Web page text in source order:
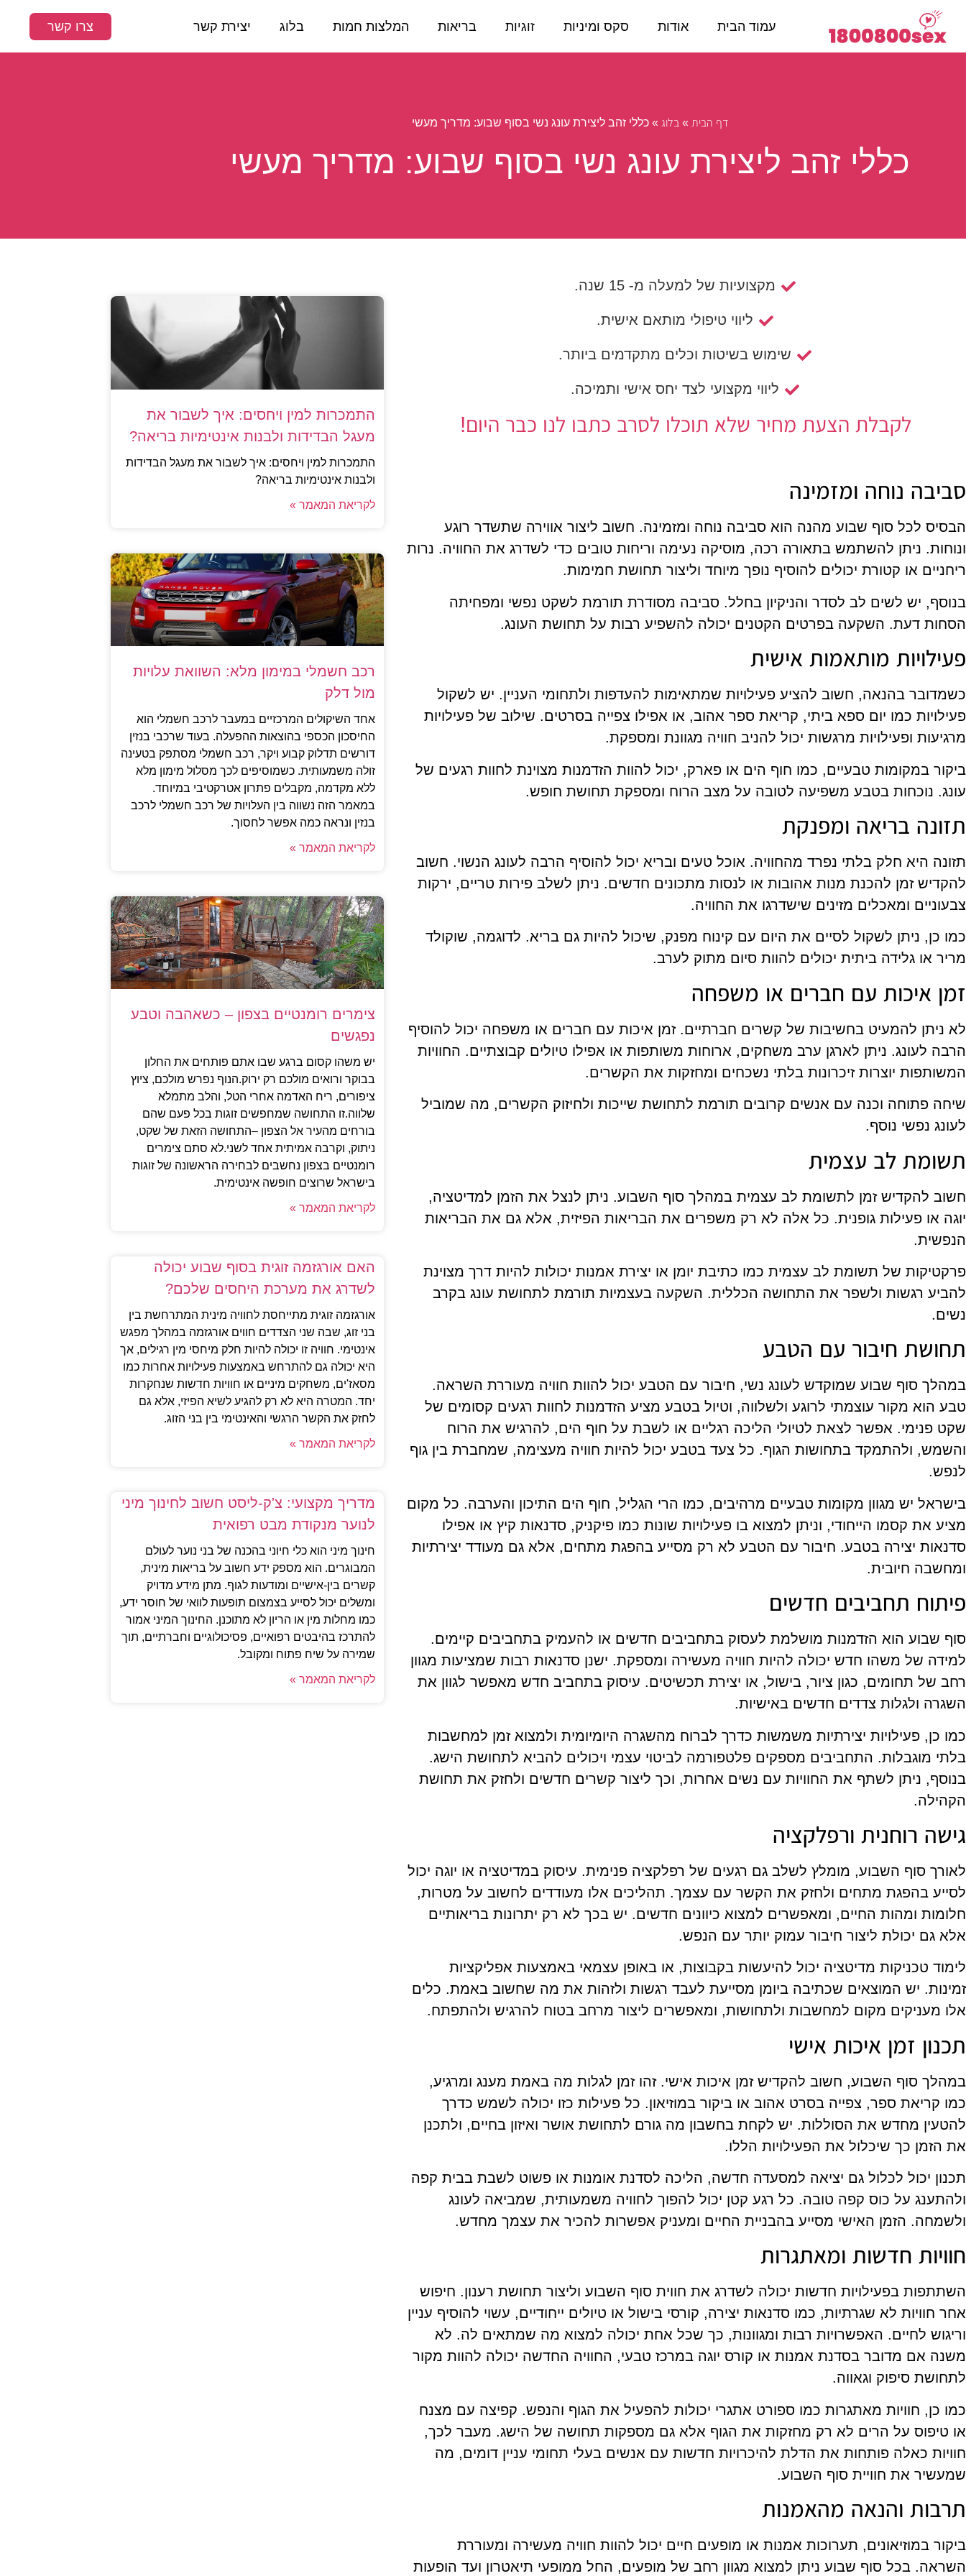
עמוד הבית אודות סקס ומיניות זוגיות בריאות המלצות חמות בלוג יצירת קשר צרו קשר
דף הבית » בלוג »כללי זהב ליצירת עונג נשי בסוף שבוע: מדריך מעשי
כללי זהב ליצירת עונג נשי בסוף שבוע: מדריך מעשי
מקצועיות של למעלה מ- 15 שנה.
ליווי טיפולי מותאם אישית.
שימוש בשיטות וכלים מתקדמים ביותר.
ליווי מקצועי לצד יחס אישי ותמיכה.
לקבלת הצעת מחיר שלא תוכלו לסרב כתבו לנו כבר היום!
סביבה נוחה ומזמינה
הבסיס לכל סוף שבוע מהנה הוא סביבה נוחה ומזמינה. חשוב ליצור אווירה שתשדר רוגע
ונוחות. ניתן להשתמש בתאורה רכה, מוסיקה נעימה וריחות טובים כדי לשדרג את החוויה. נרות
ריחניים או קטורת יכולים להוסיף נופך מיוחד וליצור תחושת חמימות.
בנוסף, יש לשים לב לסדר והניקיון בחלל. סביבה מסודרת תורמת לשקט נפשי ומפחיתה
הסחות דעת. השקעה בפרטים הקטנים יכולה להשפיע רבות על תחושת העונג.
פעילויות מותאמות אישית
כשמדובר בהנאה, חשוב להציע פעילויות שמתאימות להעדפות ולתחומי העניין. יש לשקול
פעילויות כמו יום ספא ביתי, קריאת ספר אהוב, או אפילו צפייה בסרטים. שילוב של פעילויות
מרגיעות ופעילויות מרגשות יכול להניב חוויה מגוונת ומספקת.
ביקור במקומות טבעיים, כמו חוף הים או פארק, יכול להוות הזדמנות מצוינת לחוות רגעים של
עונג. נוכחות בטבע משפיעה לטובה על מצב הרוח ומספקת תחושת חופש.
תזונה בריאה ומפנקת
תזונה היא חלק בלתי נפרד מהחוויה. אוכל טעים ובריא יכול להוסיף הרבה לעונג הנשוי. חשוב
להקדיש זמן להכנת מנות אהובות או לנסות מתכונים חדשים. ניתן לשלב פירות טריים, ירקות
צבעוניים ומאכלים מזינים שישדרגו את החוויה.
כמו כן, ניתן לשקול לסיים את היום עם קינוח מפנק, שיכול להיות גם בריא. לדוגמה, שוקולד
מריר או גלידה ביתית יכולים להוות סיום מתוק לערב.
זמן איכות עם חברים או משפחה
לא ניתן להמעיט בחשיבות של קשרים חברתיים. זמן איכות עם חברים או משפחה יכול להוסיף
הרבה לעונג. ניתן לארגן ערב משחקים, ארוחות משותפות או אפילו טיולים קבוצתיים. החוויות
המשותפות יוצרות זיכרונות בלתי נשכחים ומחזקות את הקשרים.
שיחה פתוחה וכנה עם אנשים קרובים תורמת לתחושת שייכות ולחיזוק הקשרים, מה שמוביל
לעונג נפשי נוסף.
תשומת לב עצמית
חשוב להקדיש זמן לתשומת לב עצמית במהלך סוף השבוע. ניתן לנצל את הזמן למדיטציה,
יוגה או פעילות גופנית. כל אלה לא רק משפרים את הבריאות הפיזית, אלא גם את הבריאות
הנפשית.
פרקטיקות של תשומת לב עצמית כמו כתיבת יומן או יצירת אמנות יכולות להיות דרך מצוינת
להביע רגשות ולשפר את התחושה הכללית. השקעה בעצמיות תורמת לתחושת עונג בקרב
נשים.
תחושת חיבור עם הטבע
במהלך סוף שבוע שמוקדש לעונג נשי, חיבור עם הטבע יכול להוות חוויה מעוררת השראה.
טבע הוא מקור עוצמתי לרוגע ולשלווה, וטיול בטבע מציע הזדמנות לחוות רגעים קסומים של
שקט פנימי. אפשר לצאת לטיולי הליכה רגליים או לשבת על חוף הים, להרגיש את הרוח
והשמש, ולהתמקד בתחושות הגוף. כל צעד בטבע יכול להיות חוויה מעצימה, שמחברת בין גוף
לנפש.
בישראל יש מגוון מקומות טבעיים מרהיבים, כמו הרי הגליל, חוף הים התיכון והערבה. כל מקום
מציע את קסמו הייחודי, וניתן למצוא בו פעילויות שונות כמו פיקניק, סדנאות קיץ או אפילו
סדנאות יצירה בטבע. חיבור עם הטבע לא רק מסייע בהפגת מתחים, אלא גם מעודד יצירתיות
ומחשבה חיובית.
פיתוח תחביבים חדשים
סוף שבוע הוא הזדמנות מושלמת לעסוק בתחביבים חדשים או להעמיק בתחביבים קיימים.
למידה של משהו חדש יכולה להיות חוויה מעשירה ומספקת. ישנן סדנאות רבות שמציעות מגוון
רחב של תחומים, כגון ציור, בישול, או יצירת תכשיטים. עיסוק בתחביב חדש מאפשר לגוון את
השגרה ולגלות צדדים חדשים באישיות.
כמו כן, פעילויות יצירתיות משמשות כדרך לברוח מהשגרה היומיומית ולמצוא זמן למחשבות
בלתי מוגבלות. התחביבים מספקים פלטפורמה לביטוי עצמי ויכולים להביא לתחושת הישג.
בנוסף, ניתן לשתף את החוויות עם נשים אחרות, וכך ליצור קשרים חדשים ולחזק את תחושת
הקהילה.
גישה רוחנית ורפלקציה
לאורך סוף השבוע, מומלץ לשלב גם רגעים של רפלקציה פנימית. עיסוק במדיטציה או יוגה יכול
לסייע בהפגת מתחים ולחזק את הקשר עם עצמך. תהליכים אלו מעודדים לחשוב על מטרות,
חלומות ומהות החיים, ומאפשרים למצוא כיוונים חדשים. יש בכך לא רק יתרונות בריאותיים
אלא גם יכולת ליצור חיבור עמוק יותר עם הנפש.
לימוד טכניקות מדיטציה יכול להיעשות בקבוצות, או באופן עצמאי באמצעות אפליקציות
זמינות. יש המוצאים שכתיבה ביומן מסייעת לעבד רגשות ולזהות את מה שחשוב באמת. כלים
אלו מעניקים מקום למחשבות ולתחושות, ומאפשרים ליצור מרחב בטוח להרגיש ולהתפתח.
תכנון זמן איכות אישי
במהלך סוף השבוע, חשוב להקדיש זמן איכות אישי. זהו זמן לגלות מה באמת מענג ומרגיע,
כמו קריאת ספר, צפייה בסרט אהוב או ביקור במוזיאון. כל פעילות כזו יכולה לשמש כדרך
להטעין מחדש את הסוללות. יש לקחת בחשבון מה גורם לתחושת אושר ואיזון בחיים, ולתכנן
את הזמן כך שיכלול את הפעילויות הללו.
תכנון יכול לכלול גם יציאה למסעדה חדשה, הליכה לסדנת אומנות או פשוט לשבת בבית קפה
ולהתענג על כוס קפה טובה. כל רגע קטן יכול להפוך לחוויה משמעותית, שמביאה לעונג
ולשמחה. הזמן האישי מסייע בהבניית החיים ומעניק אפשרות להכיר את עצמך מחדש.
חוויות חדשות ומאתגרות
השתתפות בפעילויות חדשות יכולה לשדרג את חווית סוף השבוע וליצור תחושת רענון. חיפוש
אחר חוויות לא שגרתיות, כמו סדנאות יצירה, קורסי בישול או טיולים ייחודיים, עשוי להוסיף עניין
וריגוש לחיים. האפשרויות רבות ומגוונות, כך שכל אחת יכולה למצוא מה שמתאים לה. לא
משנה אם מדובר בסדנת אמנות או קורס יוגה במרכז טבעי, החוויה החדשה יכולה להוות מקור
לתחושת סיפוק וגאווה.
כמו כן, חוויות מאתגרות כמו ספורט אתגרי יכולות להפעיל את הגוף והנפש. קפיצה עם מצנח
או טיפוס על הרים לא רק מחזקות את הגוף אלא גם מספקות תחושה של הישג. מעבר לכך,
חוויות כאלה פותחות את הדלת להיכרויות חדשות עם אנשים בעלי תחומי עניין דומים, מה
שמעשיר את חוויית סוף השבוע.
תרבות והנאה מהאמנות
ביקור במוזיאונים, תערוכות אמנות או מופעים חיים יכול להוות חוויה מעשירה ומעוררת
השראה. בכל סוף שבוע ניתן למצוא מגוון רחב של מופעים, החל ממופעי תיאטרון ועד הופעות
התמכרות למין ויחסים: איך לשבור את
מעגל הבדידות ולבנות אינטימיות בריאה?
התמכרות למין ויחסים: איך לשבור את מעגל הבדידות
ולבנות אינטימיות בריאה?
לקריאת המאמר »
רכב חשמלי במימון מלא: השוואת עלויות
מול דלק
אחד השיקולים המרכזיים במעבר לרכב חשמלי הוא
החיסכון הכספי בהוצאות ההפעלה. בעוד שרכבי בנזין
דורשים תדלוק קבוע ויקר, רכב חשמלי מסתפק בטעינה
זולה משמעותית. כשמוסיפים לכך מסלול מימון מלא
ללא מקדמה, מקבלים פתרון אטרקטיבי במיוחד.
במאמר הזה נשווה בין העלויות של רכב חשמלי לרכב
בנזין ונראה כמה אפשר לחסוך.
לקריאת המאמר »
צימרים רומנטיים בצפון – כשאהבה וטבע
נפגשים
יש משהו קסום ברגע שבו אתם פותחים את החלון
בבוקר ורואים מולכם רק ירוק.הנוף נפרש מולכם, ציוץ
ציפורים, ריח האדמה אחרי הטל, והלב מתמלא
שלווה.זו התחושה שמחפשים זוגות בכל פעם שהם
בורחים מהעיר אל הצפון –התחושה הזאת של שקט,
ניתוק, וקרבה אמיתית אחד לשני.לא סתם צימרים
רומנטיים בצפון נחשבים לבחירה הראשונה של זוגות
בישראל שרוצים חופשה אינטימית.
לקריאת המאמר »
האם אורגזמה זוגית בסוף שבוע יכולה
לשדרג את מערכת היחסים שלכם?
אורגזמה זוגית מתייחסת לחוויה מינית המתרחשת בין
בני זוג, שבה שני הצדדים חווים אורגזמה במהלך מפגש
אינטימי. חוויה זו יכולה להיות חלק מיחסי מין רגילים, אך
היא יכולה גם להתרחש באמצעות פעילויות אחרות כמו
מסאז'ים, משחקים מיניים או חוויות חדשות שנחקרות
יחד. המטרה היא לא רק להגיע לשיא הפיזי, אלא גם
לחזק את הקשר הרגשי והאינטימי בין בני הזוג.
לקריאת המאמר »
מדריך מקצועי: צ'ק-ליסט חשוב לחינוך מיני
לנוער מנקודת מבט רפואית
חינוך מיני הוא כלי חיוני בהכנה של בני נוער לעולם
המבוגרים. הוא מספק ידע חשוב על בריאות מינית,
קשרים בין-אישיים ומודעות לגוף. מתן מידע מדויק
ומשלים יכול לסייע בצמצום תופעות לוואי של חוסר ידע,
כמו מחלות מין או הריון לא מתוכנן. החינוך המיני אמור
להתרכז בהיבטים רפואיים, פסיכולוגיים וחברתיים, תוך
שמירה על שיח פתוח ומקובל.
לקריאת המאמר »